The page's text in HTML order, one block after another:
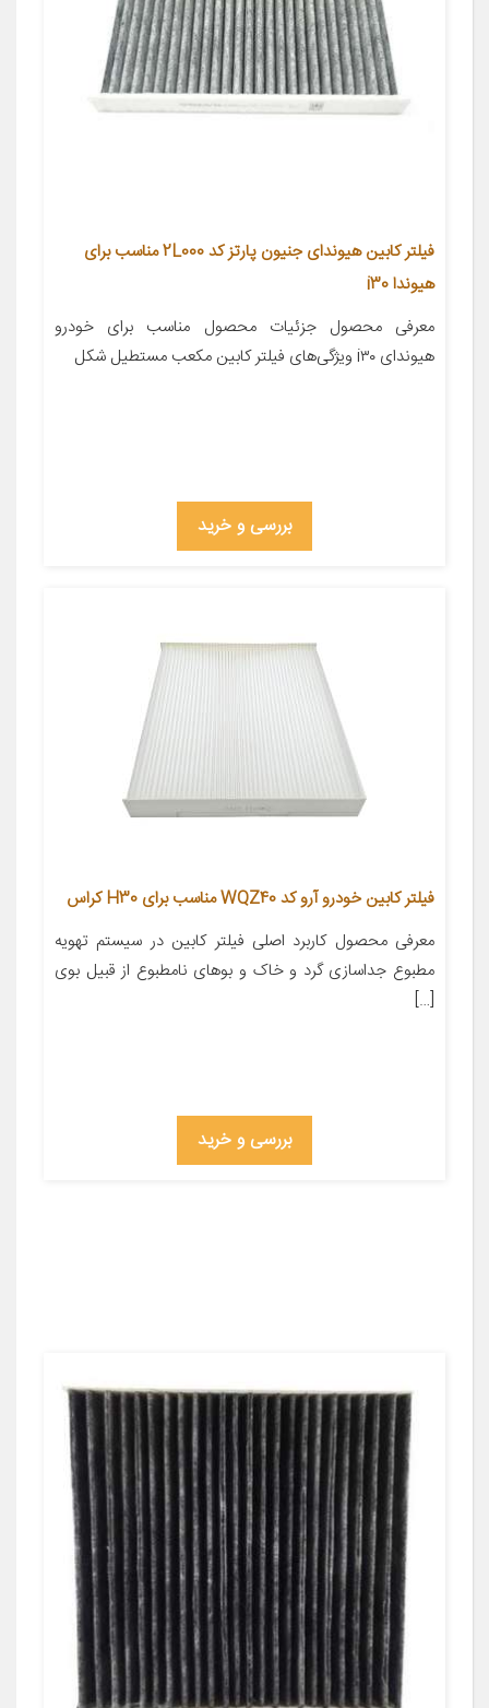
فیلتر کابین هیوندای جنیون پارتز کد 2L000 مناسب برای
هیوندا i30
معرفی محصول جزئیات محصول مناسب برای خودرو
هیوندای i۳۰ ویژگی‌های فیلتر کابین مکعب مستطیل شکل
بررسی و خرید
فیلتر کابین خودرو آرو کد WQZ40 مناسب برای H30 کراس
معرفی محصول کاربرد اصلی فیلتر کابین در سیستم تهویه
مطبوع جداسازی گرد و خاک و بوهای نامطبوع از قبیل بوی
[…]
بررسی و خرید